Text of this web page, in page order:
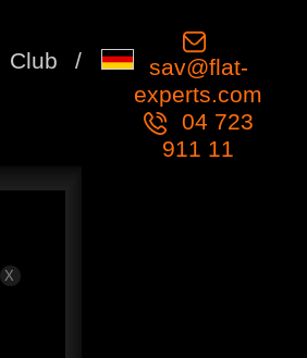
Club /
sav@flat-
experts.com
04 723
911 11
X